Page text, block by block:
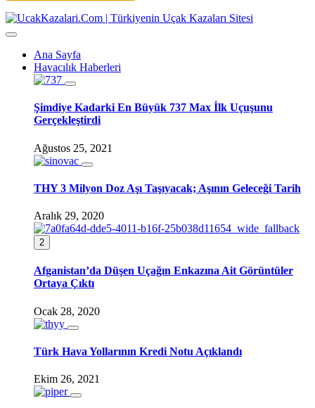
Ana Sayfa
Havacılık Haberleri
Şimdiye Kadarki En Büyük 737 Max İlk Uçuşunu
Gerçekleştirdi
Ağustos 25, 2021
THY 3 Milyon Doz Aşı Taşıyacak; Aşının Geleceği Tarih
Aralık 29, 2020
2
Afganistan’da Düşen Uçağın Enkazına Ait Görüntüler
Ortaya Çıktı
Ocak 28, 2020
Türk Hava Yollarının Kredi Notu Açıklandı
Ekim 26, 2021